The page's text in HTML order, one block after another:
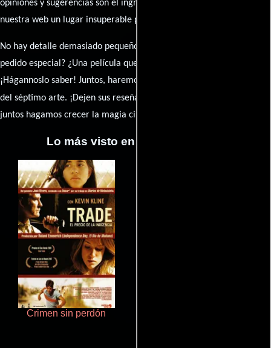
opiniones y sugerencias son el ingrediente secreto que hará de
nuestra web un lugar insuperable para los amantes del celuloide.
No hay detalle demasiado pequeño ni opinión insignificante. ¿Algún
pedido especial? ¿Una película que sueñas con ver reseñada?
¡Hágannoslo saber! Juntos, haremos de esta comunidad el epicentro
del séptimo arte. ¡Dejen sus reseña en la
juntos hagamos crecer la magia cinematográfica!
Lo más visto en Cineyseries.net
Crimen sin perdón